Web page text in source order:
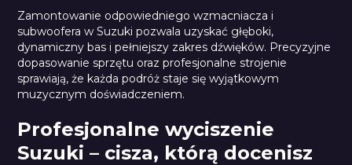
Zamontowanie odpowiedniego wzmacniacza i
subwoofera w Suzuki pozwala uzyskać głęboki,
dynamiczny bas i pełniejszy zakres dźwięków. Precyzyjne
dopasowanie sprzętu oraz profesjonalne strojenie
sprawiają, że każda podróż staje się wyjątkowym
muzycznym doświadczeniem.
Profesjonalne wyciszenie
Suzuki – cisza, którą docenisz